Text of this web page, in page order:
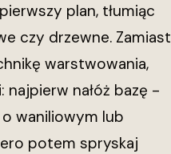
plan, tłumiąc
czy drzewne. Zamiast
warstwowania,
nałóż bazę -
o waniliowym lub
potem spryskaj